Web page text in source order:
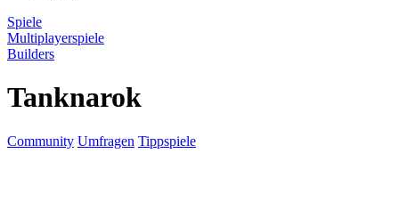
Spiele
Multiplayerspiele
Builders
Tanknarok
Community Umfragen Tippspiele